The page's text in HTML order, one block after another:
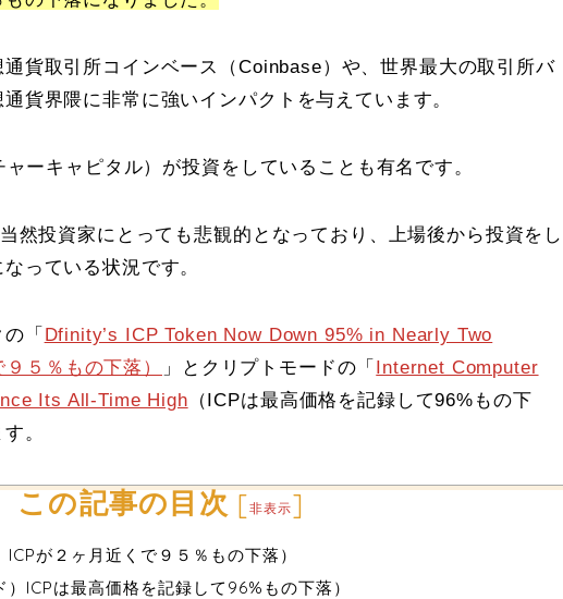
貨取引所コインベース（Coinbase）や、世界最大の取引所バ
貨界隈に非常に強いインパクトを与えています。
ーキャピタル）が投資をしていることも有名です。
然投資家にとっても悲観的となっており、上場後から投資をし
っている状況です。
「 Dfinity’s ICP Token Now Down 95% in Nearly Two
５％もの下落）
」とクリプトモードの「 Internet Computer
Its All-Time High （ICPは最高価格を記録して96%もの下
。
この記事の目次 [非表示]
ICPが２ヶ月近くで９５％もの下落）
）ICPは最高価格を記録して96%もの下落）